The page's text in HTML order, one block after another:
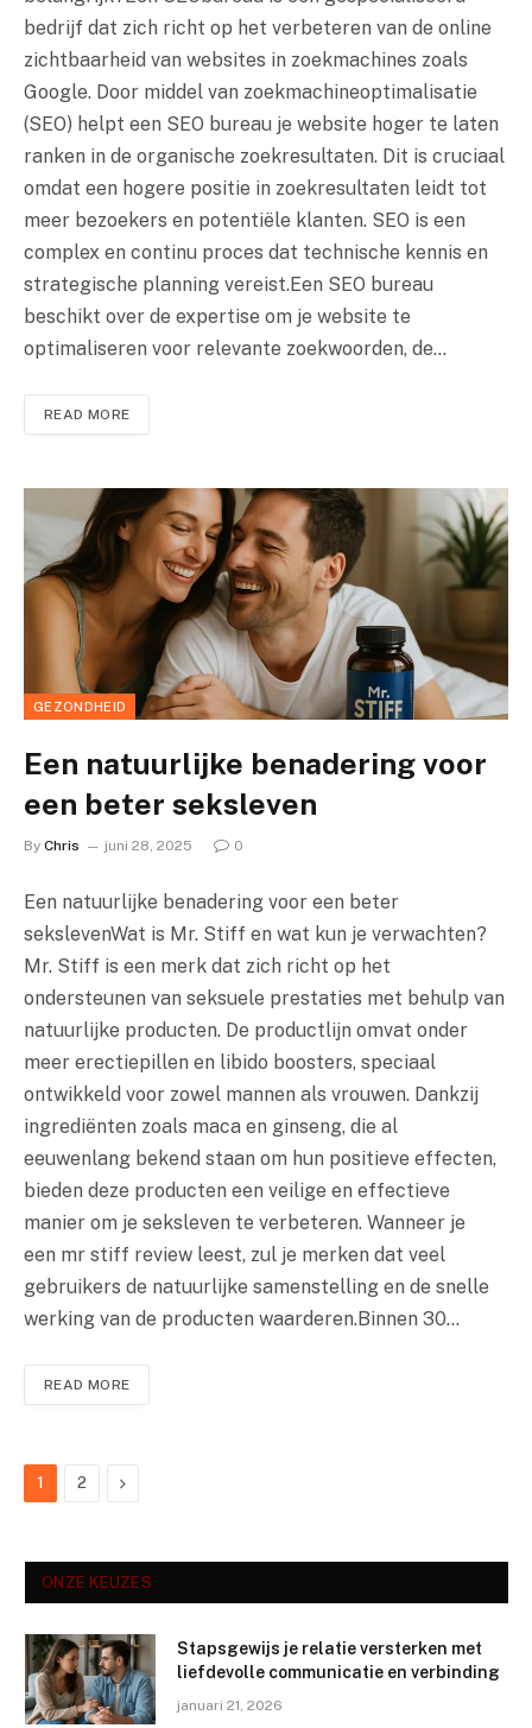
bedrijf dat zich richt op het verbeteren van de online
zichtbaarheid van websites in zoekmachines zoals
Google. Door middel van zoekmachineoptimalisatie
(SEO) helpt een SEO bureau je website hoger te laten
ranken in de organische zoekresultaten. Dit is cruciaal
omdat een hogere positie in zoekresultaten leidt tot
meer bezoekers en potentiële klanten. SEO is een
complex en continu proces dat technische kennis en
strategische planning vereist.Een SEO bureau
beschikt over de expertise om je website te
optimaliseren voor relevante zoekwoorden, de…
READ MORE
GEZONDHEID
Een natuurlijke benadering voor
een beter seksleven
By Chris juni 28, 2025 0
Een natuurlijke benadering voor een beter
sekslevenWat is Mr. Stiff en wat kun je verwachten?
Mr. Stiff is een merk dat zich richt op het
ondersteunen van seksuele prestaties met behulp van
natuurlijke producten. De productlijn omvat onder
meer erectiepillen en libido boosters, speciaal
ontwikkeld voor zowel mannen als vrouwen. Dankzij
ingrediënten zoals maca en ginseng, die al
eeuwenlang bekend staan om hun positieve effecten,
bieden deze producten een veilige en effectieve
manier om je seksleven te verbeteren. Wanneer je
een mr stiff review leest, zul je merken dat veel
gebruikers de natuurlijke samenstelling en de snelle
werking van de producten waarderen.Binnen 30…
READ MORE
1 2 Next
ONZE KEUZES
Stapsgewijs je relatie versterken met
liefdevolle communicatie en verbinding
januari 21, 2026